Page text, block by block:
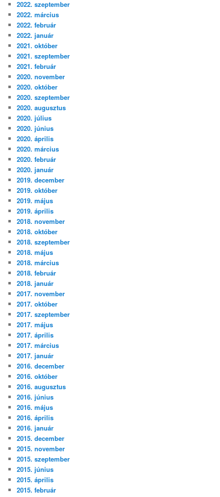
2022. szeptember
2022. március
2022. február
2022. január
2021. október
2021. szeptember
2021. február
2020. november
2020. október
2020. szeptember
2020. augusztus
2020. július
2020. június
2020. április
2020. március
2020. február
2020. január
2019. december
2019. október
2019. május
2019. április
2018. november
2018. október
2018. szeptember
2018. május
2018. március
2018. február
2018. január
2017. november
2017. október
2017. szeptember
2017. május
2017. április
2017. március
2017. január
2016. december
2016. október
2016. augusztus
2016. június
2016. május
2016. április
2016. január
2015. december
2015. november
2015. szeptember
2015. június
2015. április
2015. február